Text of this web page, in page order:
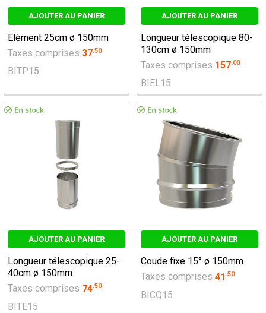
AJOUTER AU PANIER
Elèment 25cm ø 150mm
Taxes comprises 37.50
BITP15
AJOUTER AU PANIER
Longueur télescopique 80-
130cm ø 150mm
Taxes comprises 157.00
BIEL15
AJOUTER AU PANIER
Longueur télescopique 25-
40cm ø 150mm
Taxes comprises 74.50
BITE15
AJOUTER AU PANIER
Coude fixe 15° ø 150mm
Taxes comprises 41 .50
BICQ15